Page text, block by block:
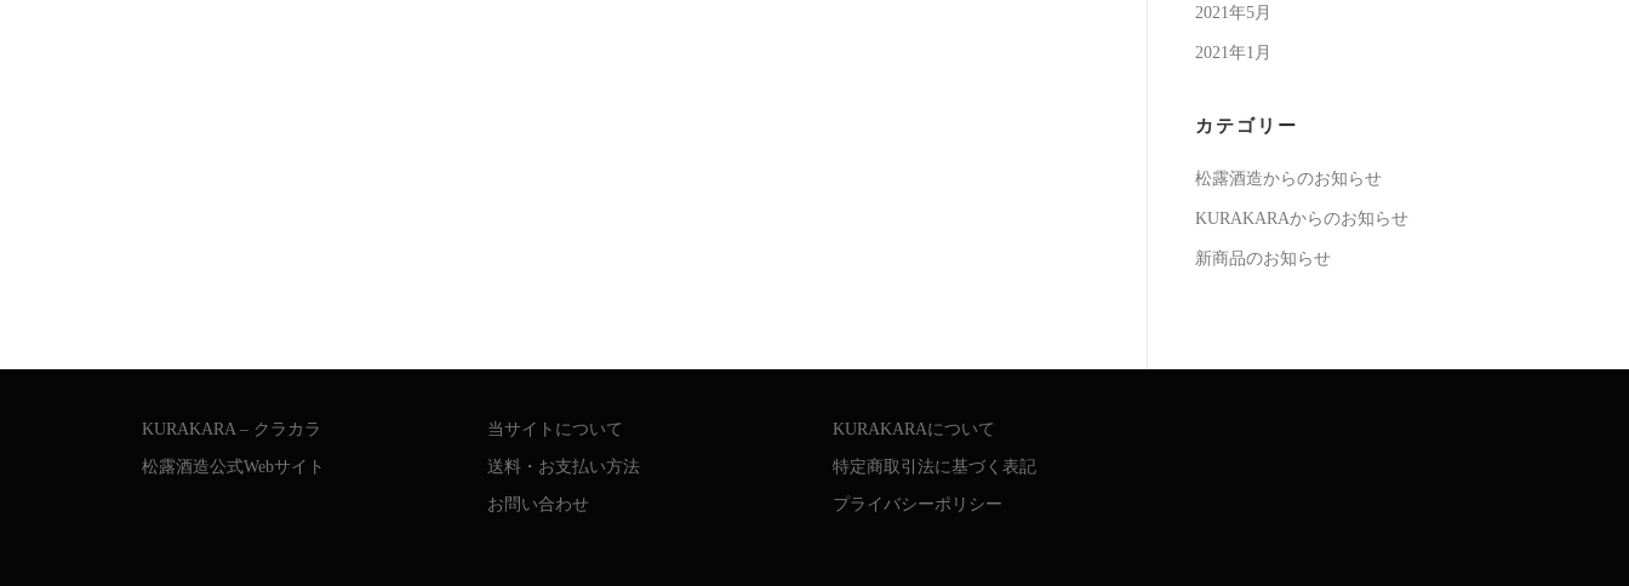
2021年5月
2021年1月
カテゴリー
松露酒造からのお知らせ
KURAKARAからのお知らせ
新商品のお知らせ
KURAKARA – クラカラ
松露酒造公式Webサイト
当サイトについて
送料・お支払い方法
お問い合わせ
KURAKARAについて
特定商取引法に基づく表記
プライバシーポリシー